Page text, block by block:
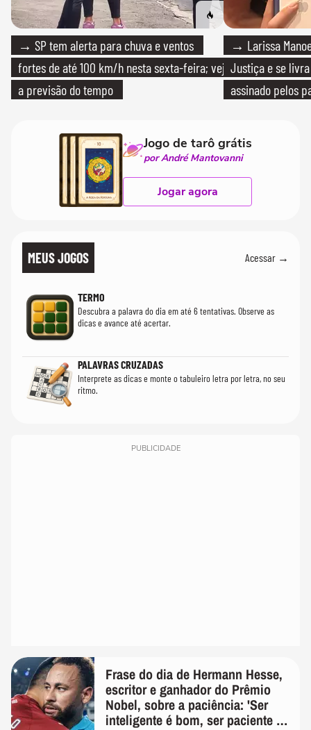
→ SP tem alerta para chuva e ventos
fortes de até 100 km/h nesta sexta-feira; veja
a previsão do tempo
→ Larissa
Justiça e se
assinado pelos
Jogo de tarô grátis
por André Mantovanni
Jogar agora
MEUS JOGOS Acessar →
TERMO
Descubra a palavra do dia em até 6 tentativas. Observe as
dicas e avance até acertar.
PALAVRAS CRUZADAS
Interprete as dicas e monte o tabuleiro letra por letra, no seu
ritmo.
PUBLICIDADE
Frase do dia de Hermann Hesse,
escritor e ganhador do Prêmio
Nobel, sobre a paciência: 'Ser
inteligente é bom, ser paciente é